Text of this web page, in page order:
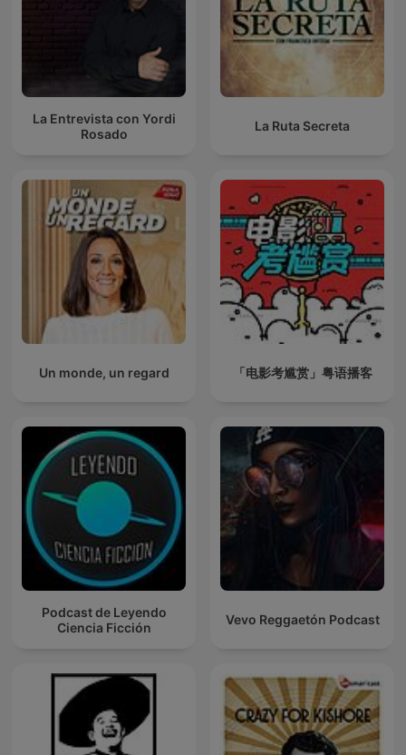
La Entrevista con Yordi
Rosado
La Ruta Secreta
Un monde, un regard 「电影考尴赏」粤语播客
Podcast de Leyendo
Ciencia Ficción
Vevo Reggaetón Podcast